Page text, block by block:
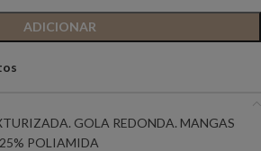
ADICIONAR
GOLA REDONDA. MANGAS
POLIAMIDA